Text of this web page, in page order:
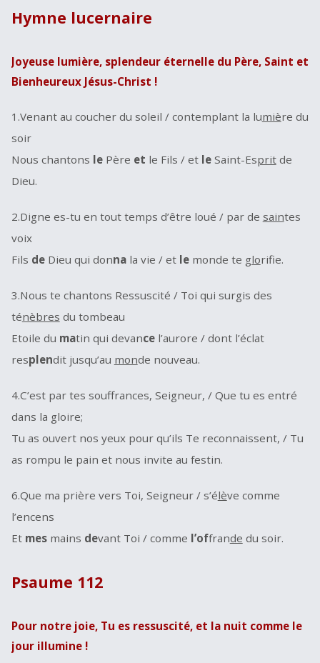
Hymne lucernaire
Joyeuse lumière, splendeur éternelle du Père, Saint et
Bienheureux Jésus-Christ !
1.Venant au coucher du soleil / contemplant la lumière du
soir
Nous chantons lePère et le Fils / et leSaint-Espritde
Dieu.
2.Digne es-tu en tout temps d’être loué / par de saintes
voix
Fils deDieu qui donnala vie / et lemonde te glorifie.
3.Nous te chantons Ressuscité / Toi qui surgis des
ténèbres du tombeau
Etoile du matin qui devancel’aurore / dont l’éclat
resplendit jusqu’au monde nouveau.
4.C’est par tes souffrances, Seigneur, / Que tu es entré
dans la gloire;
Tu as ouvert nos yeux pour qu’ils Te reconnaissent, / Tu
as rompu le pain et nous invite au festin.
6.Que ma prière vers Toi, Seigneur / s’élève comme
l’encens
Et mesmains devant Toi / comme l’offrande du soir.
Psaume 112
Pour notre joie, Tu es ressuscité, et la nuit comme le
jour illumine !